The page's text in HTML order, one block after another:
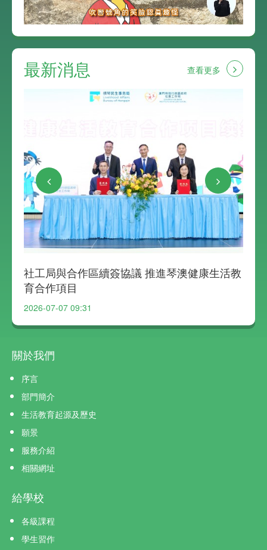
最新消息 查看更多
社工局與合作區續簽協議 推進琴澳健康生活教
育合作項目
2026-07-07 09:31
關於我們
序言
部門簡介
生活教育起源及歷史
願景
服務介紹
相關網址
給學校
各級課程
學生習作